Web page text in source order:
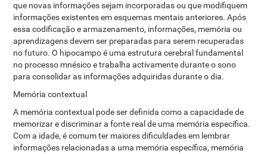
que novas informações sejam incorporadas ou que modifiquem
informações existentes em esquemas mentais anteriores. Após
essa codificação e armazenamento, informações, memória ou
aprendizagens devem ser preparadas para serem recuperadas
no futuro. O hipocampo é uma estrutura cerebral fundamental
no processo mnésico e trabalha activamente durante o sono
para consolidar as informações adquiridas durante o dia.
Memória contextual
A memória contextual pode ser definida como a capacidade de
memorizar e discriminar a fonte real de uma memória específica.
Com a idade, é comum ter maiores dificuldades em lembrar
informações relacionadas a uma memória específica, memória